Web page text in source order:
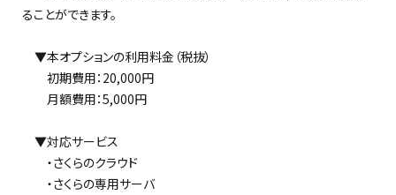
ることができます。
▼本オプションの利用料金（税抜）
初期費用：20,000円
月額費用：5,000円
▼対応サービス
・さくらのクラウド
・さくらの専用サーバ